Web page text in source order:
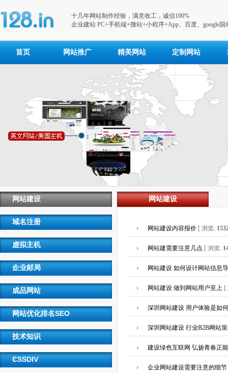
十几年网站制作经验，满意收工，诚信100%
企业建站 PC+手机端+微站+小程序+App、百度、google国
首页 网站推广 精美网站 定制网站
网站建设
域名注册
虚拟主机
企业邮局
成品网站
网站优化排名SEO
技术知识
CSSDIV
网站建设
网站建设内容报价 [ 浏览:
网站建需要注意几点 [ 浏览:
网站建设 如何设计网站信息
网站建设 做到网站用户至上 [
深圳网站建设 用户体验是如
深圳网站建设 行业B2B网站
建设绿色互联网 弘扬青春正
企业网站建设需要注意的细节